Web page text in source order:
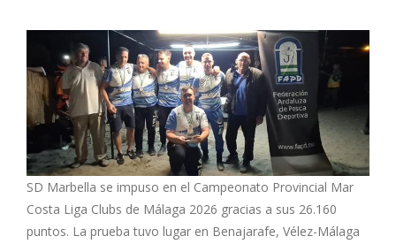
SD Marbella se impuso en el Campeonato Provincial Mar
Costa Liga Clubs de Málaga 2026 gracias a sus 26.160
puntos. La prueba tuvo lugar en Benajarafe, Vélez-Málaga